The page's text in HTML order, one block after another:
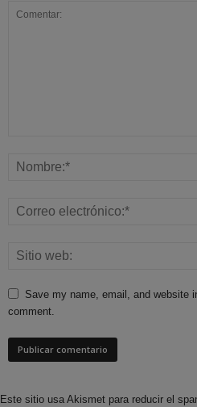
Save my name, email, and website
comment.
Este sitio usa Akismet para reducir el